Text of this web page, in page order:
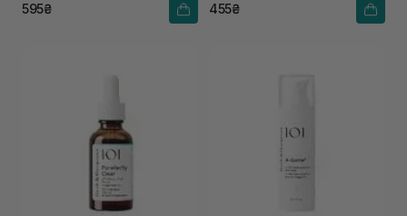
595₴ 455₴